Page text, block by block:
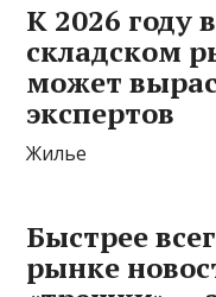
К 2026 году
складском
может
экспертов
Жилье
Быстрее
рынке